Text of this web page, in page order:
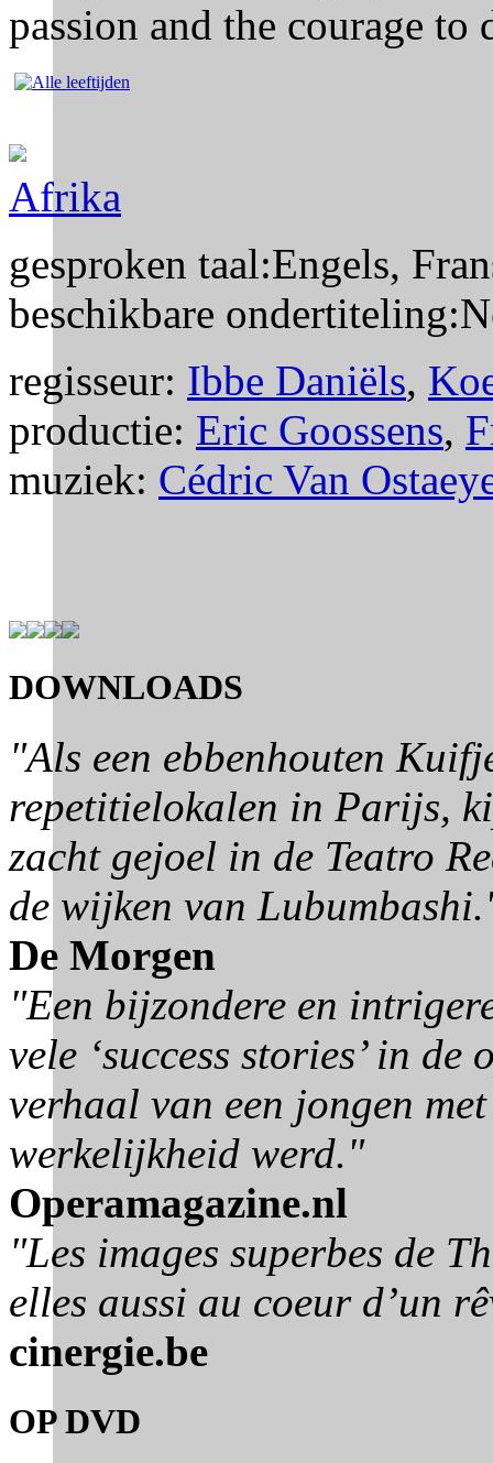
passion and the courage to
Afrika
gesproken taal:Engels,
beschikbare ondertiteling:
regisseur: Ibbe Daniëls,
productie: Eric Goossens,
muziek: Cédric Van
DOWNLOADS
"Als een ebbenhouten
repetitielokalen in Parijs,
zacht gejoel in de Teatro
de wijken van
De Morgen
"Een bijzondere en
vele ‘success stories’ in
verhaal van een jongen
werkelijkheid werd."
Operamagazine.nl
"Les images superbes de
elles aussi au coeur d’un
cinergie.be
OP DVD